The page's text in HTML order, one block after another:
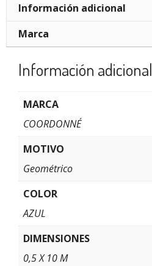
Información adicional
Marca
Información adicional
MARCA
COORDONNÉ
MOTIVO
Geométrico
COLOR
AZUL
DIMENSIONES
0,5 X 10 M